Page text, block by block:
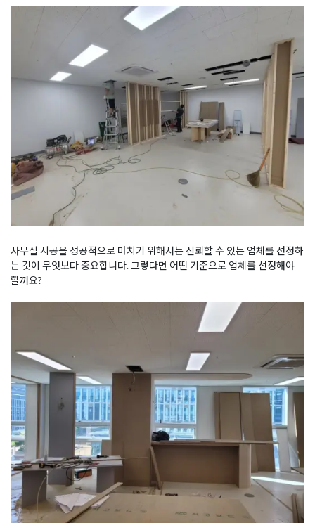
사무실 시공을 성공적으로 마치기 위해서는 신뢰할 수 있는 업체를 선정하
는 것이 무엇보다 중요합니다. 그렇다면 어떤 기준으로 업체를 선정해야
할까요?